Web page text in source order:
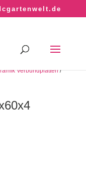
Verbundplatten/